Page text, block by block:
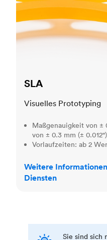
SLA
Visuelles Prototyping
Maßgenauigkeit von ±
von ± 0.3 mm (± 0.012")
Vorlaufzeiten: ab 2
Weitere
Diensten
Sie sind sich